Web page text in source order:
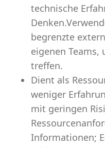
technische
begrenzte
eigenen Teams,
treffen.
Dient als
weniger
mit geringen
Informationen;